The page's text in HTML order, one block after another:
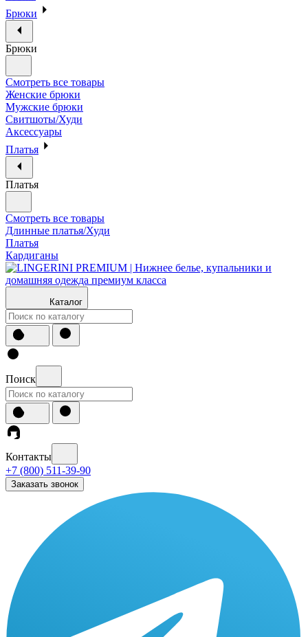
Брюки
Брюки
Смотреть все товары
Женские брюки
Мужские брюки
Свитшоты/Худи
Аксессуары
Платья
Платья
Смотреть все товары
Длинные платья/Худи
Платья
Кардиганы
Каталог
Поиск
Контакты
+7 (800) 511-39-90
Заказать звонок